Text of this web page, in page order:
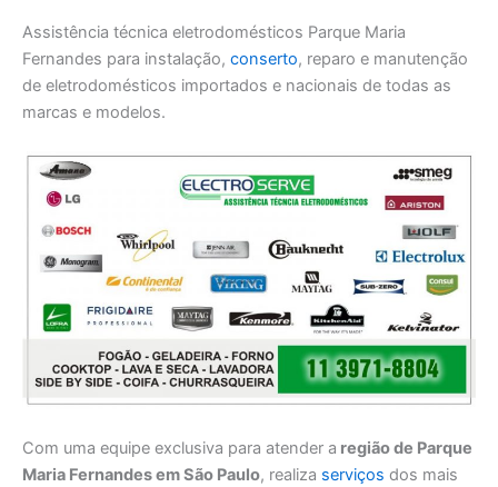
Assistência técnica eletrodomésticos Parque Maria
Fernandes para instalação, conserto, reparo e manutenção
de eletrodomésticos importados e nacionais de todas as
marcas e modelos.
Com uma equipe exclusiva para atender a região de Parque
Maria Fernandes em São Paulo, realiza serviços dos mais